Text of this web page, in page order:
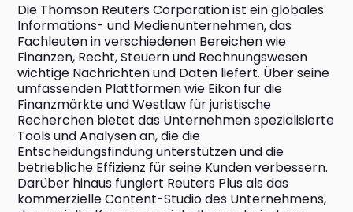
Die Thomson Reuters Corporation ist ein globales
Informations- und Medienunternehmen, das
Fachleuten in verschiedenen Bereichen wie
Finanzen, Recht, Steuern und Rechnungswesen
wichtige Nachrichten und Daten liefert. Über seine
umfassenden Plattformen wie Eikon für die
Finanzmärkte und Westlaw für juristische
Recherchen bietet das Unternehmen spezialisierte
Tools und Analysen an, die die
Entscheidungsfindung unterstützen und die
betriebliche Effizienz für seine Kunden verbessern.
Darüber hinaus fungiert Reuters Plus als das
kommerzielle Content-Studio des Unternehmens,